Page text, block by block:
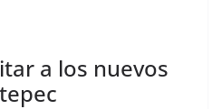
a los nuevos